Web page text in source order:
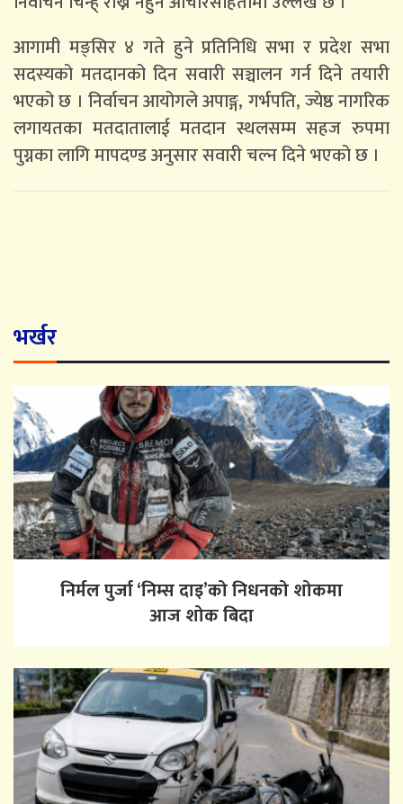
आगामी मङ्सिर ४ गते हुने प्रतिनिधि सभा र प्रदेश सभा
सदस्यको मतदानको दिन सवारी सञ्चालन गर्न दिने तयारी
भएको छ । निर्वाचन आयोगले अपाङ्ग, गर्भपति, ज्येष्ठ नागरिक
लगायतका मतदातालाई मतदान स्थलसम्म सहज रुपमा
पुग्नका लागि मापदण्ड अनुसार सवारी चल्न दिने भएको छ ।
भर्खर
निर्मल पुर्जा ‘निम्स दाइ’को निधनको शोकमा
आज शोक बिदा